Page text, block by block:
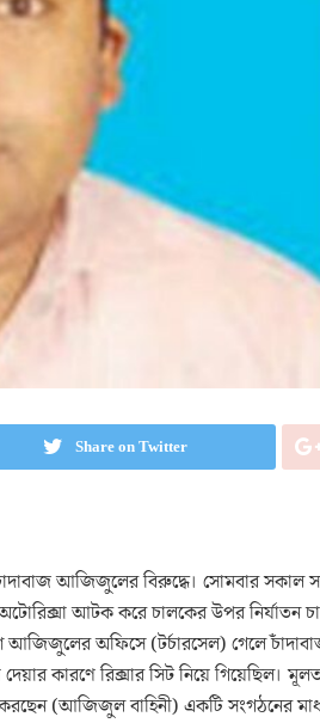
Share on Twitter
আজিজুলের বিরুদ্ধে। সোমবার সকাল
আটক করে চালকের উপর নির্যাতন
আজিজুলের অফিসে (টর্চারসেল) গেলে
কারণে রিক্সার সিট নিয়ে গিয়েছিল।
(আজিজুল বাহিনী) একটি সংগঠনের